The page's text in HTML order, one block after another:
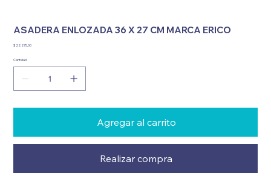
ASADERA ENLOZADA 36 X 27 CM MARCA ERICO
Precio
$ 22.275,00
Cantidad
Agregar al carrito
Realizar compra